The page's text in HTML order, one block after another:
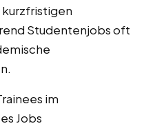
Studentenjobs oft
im
Jobs